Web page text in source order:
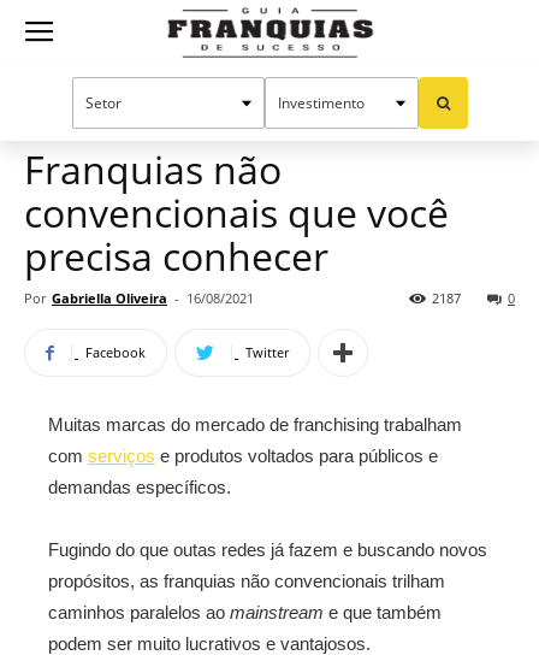
Guia
Oportunidades e tendências
Franquias não
convencionais que você
precisa conhecer
Por Gabriella Oliveira - 16/08/2021 0
2187
Facebook Twitter
Muitas marcas do mercado de franchising trabalham
com serviços e produtos voltados para públicos e
demandas específicos.
Fugindo do que outas redes já fazem e buscando novos
propósitos, as franquias não convencionais trilham
caminhos paralelos ao mainstream e que também
podem ser muito lucrativos e vantajosos.